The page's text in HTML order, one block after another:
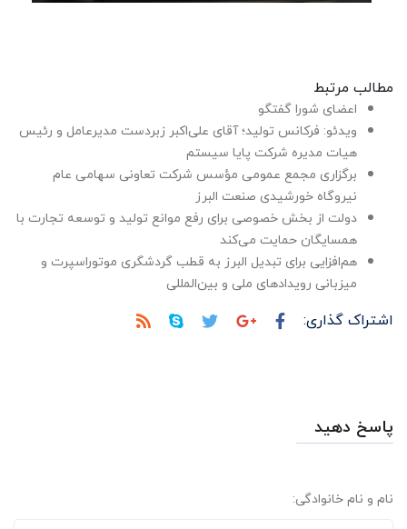
مطالب مرتبط
اعضای شورا گفتگو
ویدئو: فرکانس تولید؛ آقای علی‌اکبر زبردست مدیرعامل و رئیس
هیات مدیره شرکت پایا سیستم
برگزاری مجمع عمومی مؤسس شرکت تعاونی سهامی عام
نیروگاه خورشیدی صنعت البرز
دولت از بخش خصوصی برای رفع موانع تولید و توسعه تجارت با
همسایگان حمایت می‌کند
هم‌افزایی برای تبدیل البرز به قطب گردشگری موتوراسپرت و
میزبانی رویدادهای ملی و بین‌المللی
اشتراک گذاری:
پاسخ دهید
نام و نام خانوادگی: